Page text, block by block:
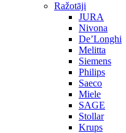
Ražotāji
JURA
Nivona
De’Longhi
Melitta
Siemens
Philips
Saeco
Miele
SAGE
Stollar
Krups